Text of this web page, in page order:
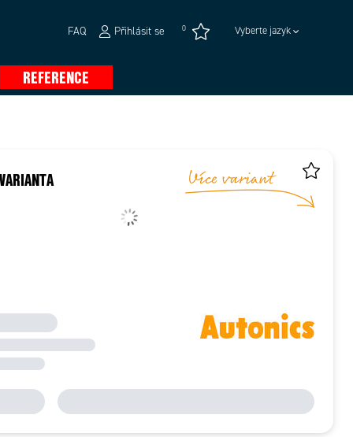
FAQ Přihlásit se 0 Vyberte jazyk
REFERENCE